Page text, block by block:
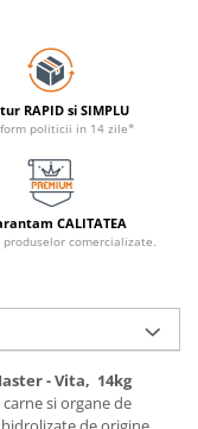
RAPID si SIMPLU
politicii in 14 zile*
CALITATEA
comercializate.
- Vita, 14kg
si organe de